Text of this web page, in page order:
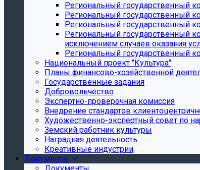
Региональный государственный
Региональный государственный
Региональный государственный
Региональный государственный
исключением случаев оказания
Региональный государственный
Национальный проект "Культура"
Планы финансово-хозяйственной
Государственные задания
Добровольчество
Экспертно-проверочная комиссия
Внедрение стандартов
Художественно-экспертный совет по
Земский работник культуры
Наградная деятельность
Креативные индустрии
Документы